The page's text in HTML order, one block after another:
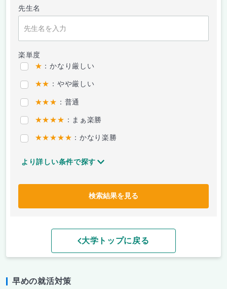
先生名
楽単度
★ ：かなり厳しい
★★ ：やや厳しい
★★★ ：普通
★★★★ ：まぁ楽勝
★★★★★ ：かなり楽勝
より詳しい条件で探す
検索結果を見る
大学トップに戻る
早めの就活対策